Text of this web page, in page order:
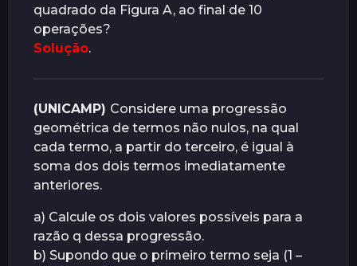
quadrado da Figura A, ao final de 10
operações?
Solução.
(UNICAMP) Considere uma progressão
geométrica de termos não nulos, na qual
cada termo, a partir do terceiro, é igual à
soma dos dois termos imediatamente
anteriores.
a) Calcule os dois valores possíveis para a
razão q dessa progressão.
b) Supondo que o primeiro termo seja (1 –